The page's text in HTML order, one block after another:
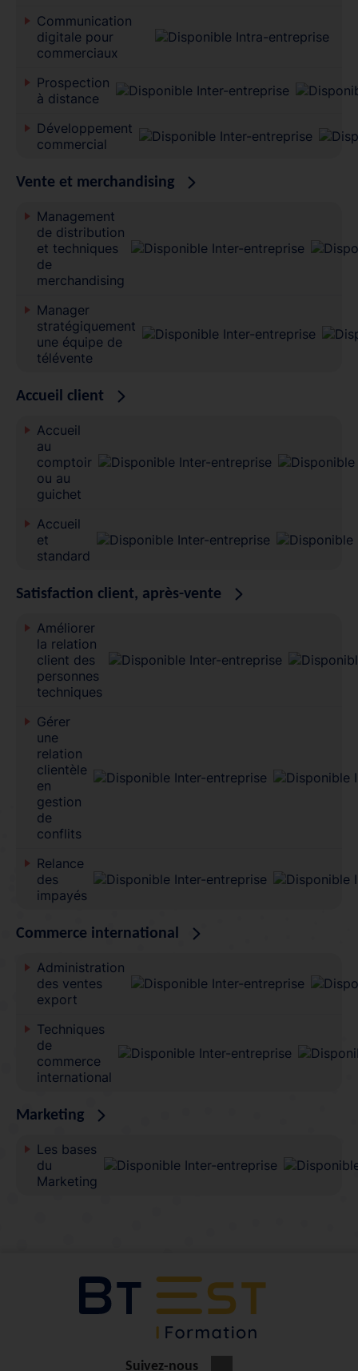
Communication
digitale pour
commerciaux
Prospection
à distance
Développement
commercial
Vente et merchandising
Management
de distribution
et techniques
de
merchandising
Manager
stratégiquement
une équipe de
télévente
Accueil client
Accueil
au
comptoir
ou au
guichet
Accueil
et
standard
Satisfaction client, après-vente
Améliorer
la relation
client des
personnes
techniques
Gérer
une
relation
clientèle
en
gestion
de
conflits
Relance
des
impayés
Commerce international
Administration
des ventes
export
Techniques
de
commerce
international
Marketing
Les bases
du
Marketing
Suivez-nous